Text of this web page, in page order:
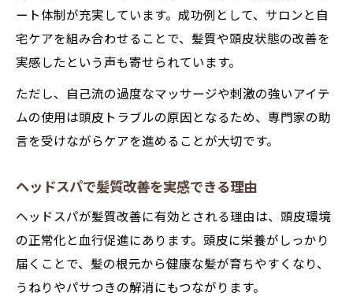
ート体制が充実しています。成功例として、サロンと自
宅ケアを組み合わせることで、髪質や頭皮状態の改善を
実感したという声も寄せられています。
ただし、自己流の過度なマッサージや刺激の強いアイテ
ムの使用は頭皮トラブルの原因となるため、専門家の助
言を受けながらケアを進めることが大切です。
ヘッドスパで髪質改善を実感できる理由
ヘッドスパが髪質改善に有効とされる理由は、頭皮環境
の正常化と血行促進にあります。頭皮に栄養がしっかり
届くことで、髪の根元から健康な髪が育ちやすくなり、
うねりやパサつきの解消にもつながります。